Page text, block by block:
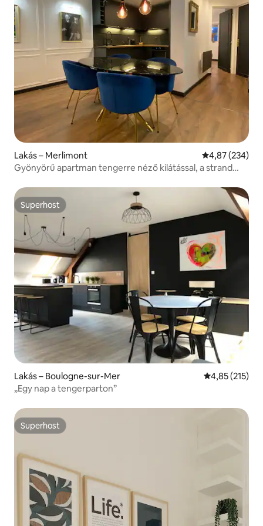
Lakás – Merlimont Átlagos
4,87 (234)
Gyönyörű apartman tengerre néző kilátással, a strand
Superhost
Superhost
Lakás – Boulogne-sur-Mer Átlagos
4,85 (215)
„Egy nap a tengerparton”
Superhost
Superhost